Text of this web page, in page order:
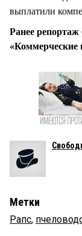
выплатили
Ранее репортаж
«Коммерческие
Метки
Рапс,